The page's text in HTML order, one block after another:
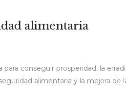
alimentaria
conseguir prosperidad, la
alimentaria y la mejora